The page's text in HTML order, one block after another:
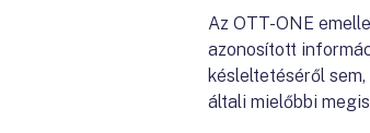
Az OTT-ONE
azonosított
késleltetéséről
általi mielőbbi